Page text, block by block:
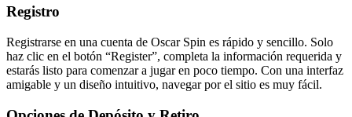
Registro
Registrarse en una cuenta de Oscar Spin es rápido y sencillo. Solo
haz clic en el botón “Register”, completa la información requerida y
estarás listo para comenzar a jugar en poco tiempo. Con una interfaz
amigable y un diseño intuitivo, navegar por el sitio es muy fácil.